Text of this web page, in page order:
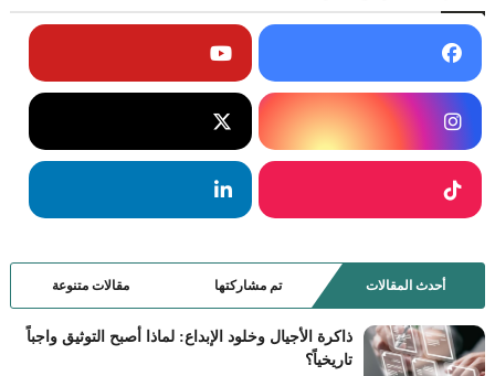
أحدث المقالات تم مشاركتها مقالات متنوعة
ذاكرة الأجيال وخلود الإبداع: لماذا أصبح التوثيق واجباً
تاريخياً؟